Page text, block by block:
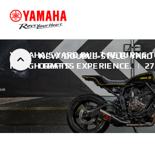
NEW 'DOUBLE-STYLE’
CRAFTS
YAMAHA'S YARD BUILT RETURNS
ROUGH CRAFTS EXPERIENCE. |